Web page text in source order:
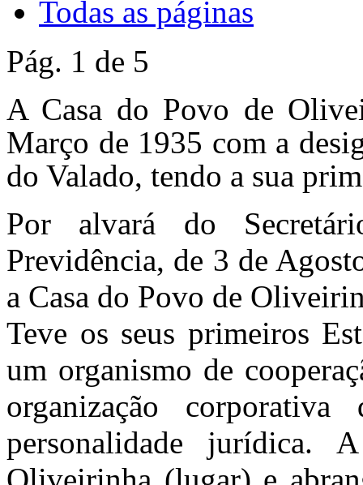
Todas as páginas
Pág. 1 de 5
A Casa do Povo de
Março de 1935 com a
do Valado, tendo a sua
Por alvará do
Previdência, de 3 de
a Casa do Povo de
Teve os seus primeiros
um organismo de
organização
personalidade jurídica.